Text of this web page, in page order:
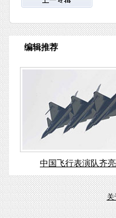
编辑推荐
中国飞行表演队齐
关